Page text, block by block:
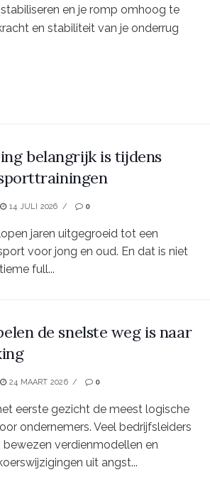
en je romp omhoog te
en stabiliteit van je onderrug
belangrijk is tijdens
14 JULI 2026 0
jaren uitgegroeid tot een
voor jong en oud. En dat is niet
full...
de snelste weg is naar
24 MAART 2026 0
eerste gezicht de meest logische
ondernemers. Veel bedrijfsleiders
verdienmodellen en
uit angst...